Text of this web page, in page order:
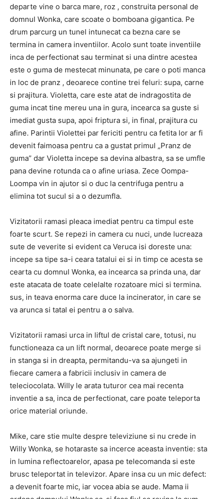
departe vine o barca mare, roz , construita personal de
domnul Wonka, care scoate o bomboana gigantica. Pe
drum parcurg un tunel intunecat ca bezna care se
termina in camera inventiilor. Acolo sunt toate inventiile
inca de perfectionat sau terminat si una dintre acestea
este o guma de mestecat minunata, pe care o poti manca
in loc de pranz , deoarece contine trei feluri: supa, carne
si prajitura. Violetta, care este atat de indragostita de
guma incat tine mereu una in gura, incearca sa guste si
imediat gusta supa, apoi friptura si, in final, prajitura cu
afine. Parintii Violettei par fericiti pentru ca fetita lor ar fi
devenit faimoasa pentru ca a gustat primul „Pranz de
guma” dar Violetta incepe sa devina albastra, sa se umfle
pana devine rotunda ca o afine uriasa. Zece Oompa-
Loompa vin in ajutor si o duc la centrifuga pentru a
elimina tot sucul si a o dezumfla.
Vizitatorii ramasi pleaca imediat pentru ca timpul este
foarte scurt. Se repezi in camera cu nuci, unde lucreaza
sute de veverite si evident ca Veruca isi doreste una:
incepe sa tipe sa-i ceara tatalui ei si in timp ce acesta se
cearta cu domnul Wonka, ea incearca sa prinda una, dar
este atacata de toate celelalte rozatoare mici si termina.
sus, in teava enorma care duce la incinerator, in care se
va arunca si tatal ei pentru a o salva.
Vizitatorii ramasi urca in liftul de cristal care, totusi, nu
functioneaza ca un lift normal, deoarece poate merge si
in stanga si in dreapta, permitandu-va sa ajungeti in
fiecare camera a fabricii inclusiv in camera de
teleciocolata. Willy le arata tuturor cea mai recenta
inventie a sa, inca de perfectionat, care poate teleporta
orice material oriunde.
Mike, care stie multe despre televiziune si nu crede in
Willy Wonka, se hotaraste sa incerce aceasta inventie: sta
in lumina reflectoarelor, apasa pe telecomanda si este
brusc teleportat in televizor. Apare insa cu un mic defect:
a devenit foarte mic, iar vocea abia se aude. Mama ii